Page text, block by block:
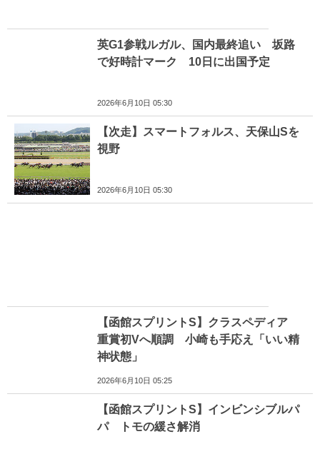
英G1参戦ルガル、国内最終追い 坂路
で好時計マーク 10日に出国予定
2026年6月10日 05:30
【次走】スマートフォルス、天保山Sを
視野
2026年6月10日 05:30
【函館スプリントS】クラスペディア
重賞初Vへ順調 小崎も手応え「いい精
神状態」
2026年6月10日 05:25
【函館スプリントS】インビンシブルパ
パ トモの緩さ解消